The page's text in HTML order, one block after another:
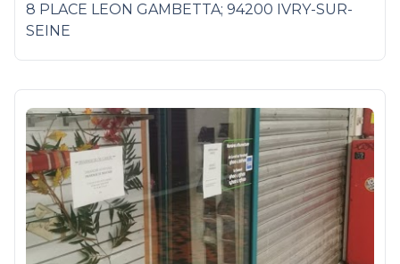
8 PLACE LEON GAMBETTA; 94200 IVRY-SUR-
SEINE